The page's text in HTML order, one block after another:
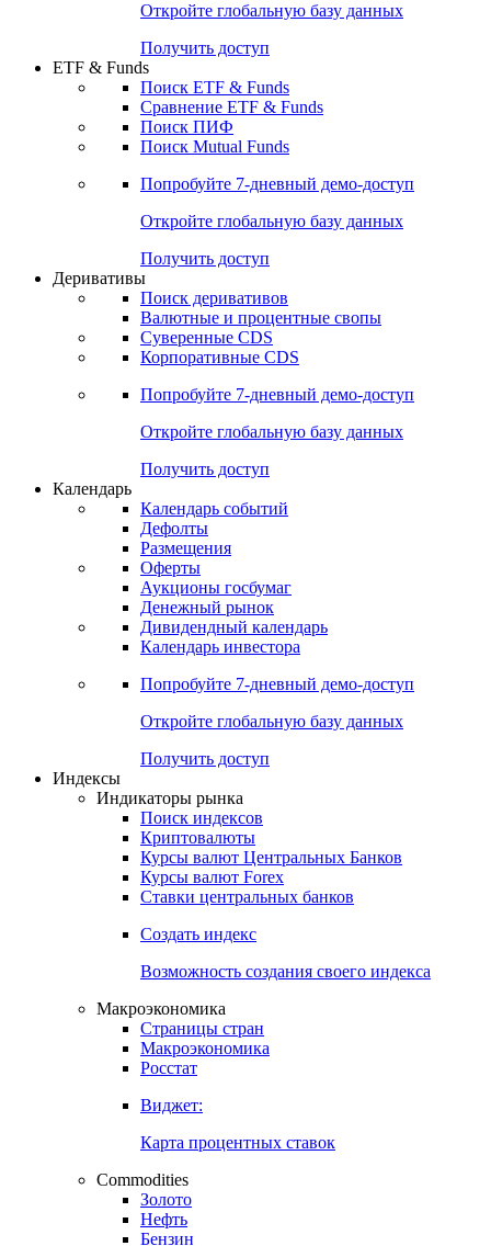
Поиск кредитов
Попробуйте7-дневный
Откройте глобальную базу данных
Получить доступ
ETF & Funds
Сравнение ETF & Funds
Поиск Mutual Funds
Попробуйте7-дневный
Откройте глобальную базу данных
Получить доступ
Деривативы
Валютные и процентные свопы
Корпоративные CDS
Попробуйте7-дневный
Откройте глобальную базу данных
Получить доступ
Календарь
Календарь событий
Дефолты
Размещения
Оферты
Денежный рынок
Календарь инвестора
Попробуйте7-дневный
Откройте глобальную базу данных
Получить доступ
Индикаторы рынка
Поиск индексов
Курсы валют Центральных Банков
Ставки центральных банков
Создать индекс
Возможность создания своего индекса
Страницы стран
Росстат
Виджет:
Карта процентных ставок